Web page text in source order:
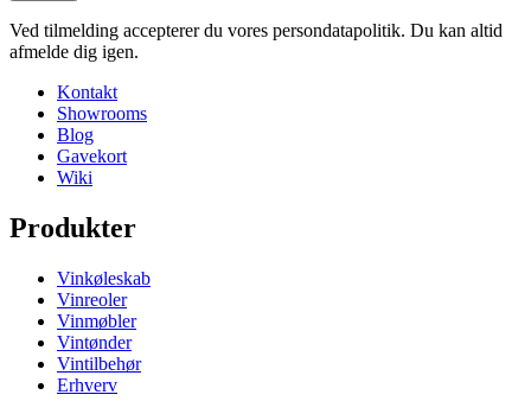
product extension
Status When Soldout
Ved tilmelding accepterer du vores persondatapolitik. Du kan altid
afmelde dig igen.
Kontakt
Showrooms
Blog
Gavekort
Wiki
Produkter
Vinkøleskab
Vinreoler
Vinmøbler
Vintønder
Vintilbehør
Erhverv